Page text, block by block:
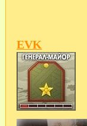
EVK